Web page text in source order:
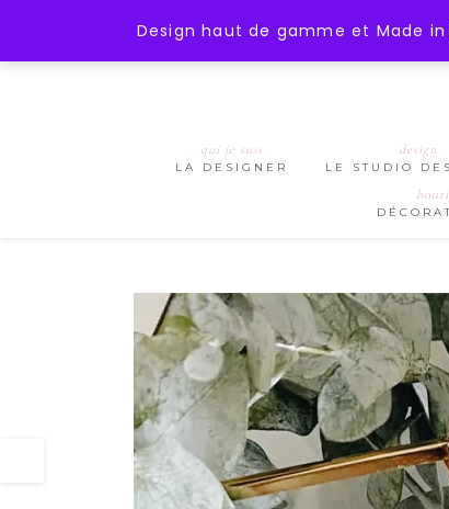
qui je suis
LA DESIGNER
design
LE STUDIO
Design haut de gamme et Made